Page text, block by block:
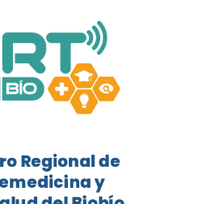
CRT
Regional de
Regional de
y